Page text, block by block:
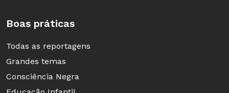
Boas práticas
Todas as reportagens
Grandes temas
Consciência Negra